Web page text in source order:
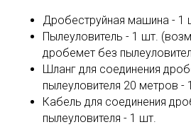
Дробеструйная машина - 1
Пылеуловитель - 1 шт.
дробемет без
Шланг для соединения
пылеуловителя 20 метров -
Кабель для соединения
пылеуловителя - 1 шт.